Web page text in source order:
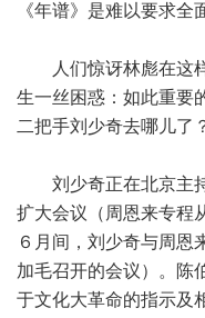
《年谱》是难以要求全
人们惊讶林彪在这样
生一丝困惑：如此重要
二把手刘少奇去哪儿了
刘少奇正在北京主持
扩大会议（周恩来专程
６月间，刘少奇与周恩
加毛召开的会议）。陈
于文化大革命的指示及